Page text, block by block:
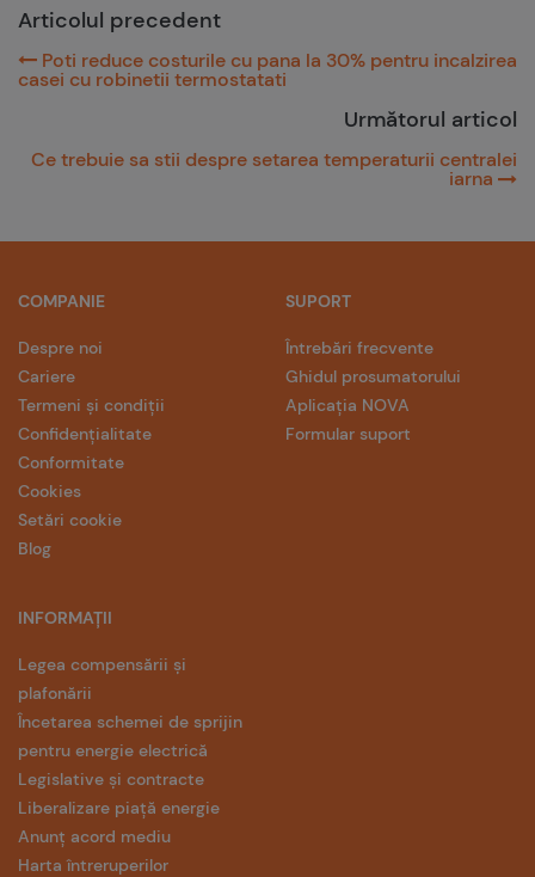
Articolul precedent
Poti reduce costurile cu pana la 30% pentru incalzirea
casei cu robinetii termostatati
Următorul articol
Ce trebuie sa stii despre setarea temperaturii centralei
iarna
COMPANIE
Despre noi
Cariere
Termeni și condiții
Confidențialitate
Conformitate
Cookies
Setări cookie
Blog
INFORMAȚII
Legea compensării și
plafonării
Încetarea schemei de sprijin
pentru energie electrică
Legislative și contracte
Liberalizare piață energie
Anunț acord mediu
Harta întreruperilor
SUPORT
Întrebări frecvente
Ghidul prosumatorului
Aplicația NOVA
Formular suport